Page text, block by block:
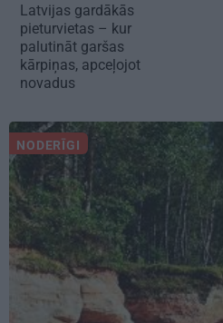
Latvijas gardākās
pieturvietas – kur
palutināt garšas
kārpiņas, apceļojot
novadus
NODERĪGI